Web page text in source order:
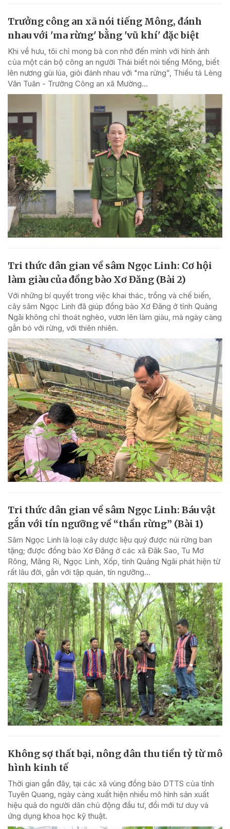
Trưởng công an xã nói tiếng Mông, đánh
nhau với 'ma rừng' bằng 'vũ khí' đặc biệt
Khi về hưu, tôi chỉ mong bà con nhớ đến mình với hình ảnh
của một cán bộ công an người Thái biết nói tiếng Mông, biết
lên nương gùi lúa, giỏi đánh nhau với "ma rừng”, Thiếu tá Lèng
Văn Tuân - Trưởng Công an xã Mường...
Tri thức dân gian về sâm Ngọc Linh: Cơ hội
làm giàu của đồng bào Xơ Đăng (Bài 2)
Với những bí quyết trong việc khai thác, trồng và chế biến,
cây sâm Ngọc Linh đã giúp đồng bào Xơ Đăng ở tỉnh Quảng
Ngãi không chỉ thoát nghèo, vươn lên làm giàu, mà ngày càng
gắn bó với rừng, với thiên nhiên.
Tri thức dân gian về sâm Ngọc Linh: Báu vật
gắn với tín ngưỡng về “thần rừng” (Bài 1)
Sâm Ngọc Linh là loại cây dược liệu quý được núi rừng ban
tặng; được đồng bào Xơ Đăng ở các xã Đăk Sao, Tu Mơ
Rông, Măng Ri, Ngọc Linh, Xốp, tỉnh Quảng Ngãi phát hiện từ
rất lâu đời, gắn với tập quán, tín ngưỡng...
Không sợ thất bại, nông dân thu tiền tỷ từ mô
hình kinh tế
Thời gian gần đây, tại các xã vùng đồng bào DTTS của tỉnh
Tuyên Quang, ngày càng xuất hiện nhiều mô hình sản xuất
hiệu quả do người dân chủ động đầu tư, đổi mới tư duy và
ứng dụng khoa học kỹ thuật.